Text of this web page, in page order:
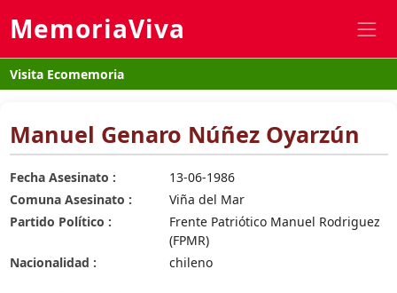
MemoriaViva
Visita Ecomemoria
Manuel Genaro Núñez Oyarzún
Fecha Asesinato :
13-06-1986
Comuna Asesinato :
Viña del Mar
Partido Político :
Frente Patriótico Manuel Rodriguez
(FPMR)
Nacionalidad :
chileno